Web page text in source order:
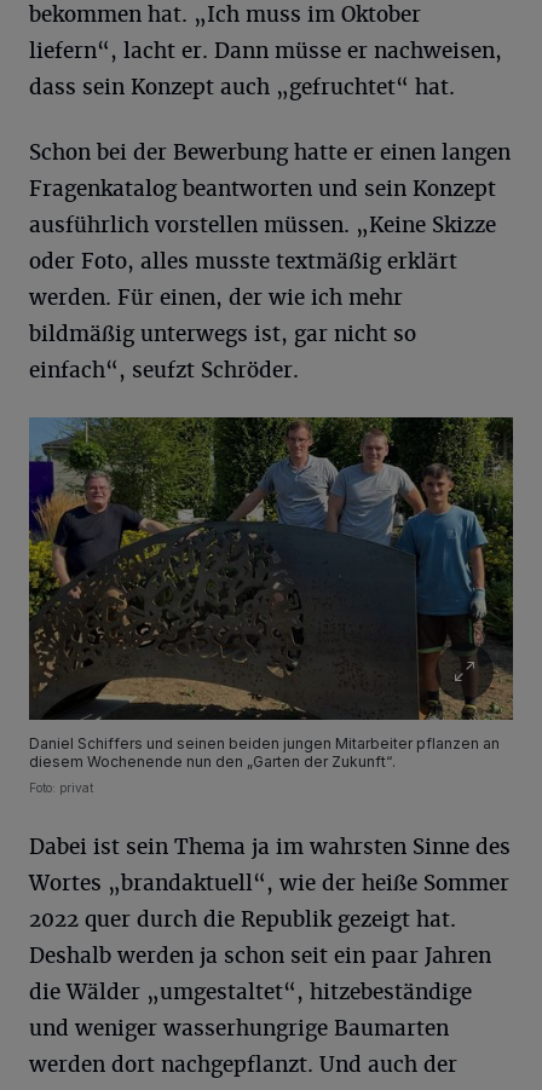
bekommen hat. „Ich muss im Oktober
liefern“, lacht er. Dann müsse er nachweisen,
dass sein Konzept auch „gefruchtet“ hat.
Schon bei der Bewerbung hatte er einen langen
Fragenkatalog beantworten und sein Konzept
ausführlich vorstellen müssen. „Keine Skizze
oder Foto, alles musste textmäßig erklärt
werden. Für einen, der wie ich mehr
bildmäßig unterwegs ist, gar nicht so
einfach“, seufzt Schröder.
Daniel Schiffers und seinen beiden jungen Mitarbeiter pflanzen an
diesem Wochenende nun den „Garten der Zukunft“.
Foto: privat
Dabei ist sein Thema ja im wahrsten Sinne des
Wortes „brandaktuell“, wie der heiße Sommer
2022 quer durch die Republik gezeigt hat.
Deshalb werden ja schon seit ein paar Jahren
die Wälder „umgestaltet“, hitzebeständige
und weniger wasserhungrige Baumarten
werden dort nachgepflanzt. Und auch der